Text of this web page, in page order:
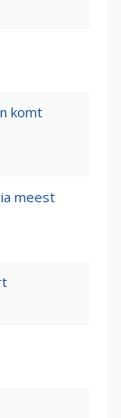
komt
meest